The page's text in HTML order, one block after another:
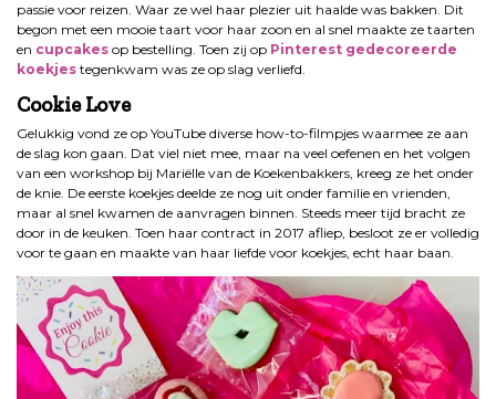
passie voor reizen. Waar ze wel haar plezier uit haalde was bakken. Dit
begon met een mooie taart voor haar zoon en al snel maakte ze taarten
en cupcakes op bestelling. Toen zij op Pinterest gedecoreerde
koekjes tegenkwam was ze op slag verliefd.
Cookie Love
Gelukkig vond ze op YouTube diverse how-to-filmpjes waarmee ze aan
de slag kon gaan. Dat viel niet mee, maar na veel oefenen en het volgen
van een workshop bij Mariëlle van de Koekenbakkers, kreeg ze het onder
de knie. De eerste koekjes deelde ze nog uit onder familie en vrienden,
maar al snel kwamen de aanvragen binnen. Steeds meer tijd bracht ze
door in de keuken. Toen haar contract in 2017 afliep, besloot ze er volledig
voor te gaan en maakte van haar liefde voor koekjes, echt haar baan.